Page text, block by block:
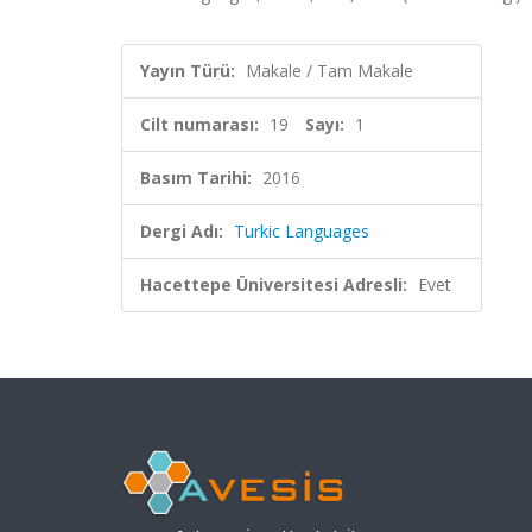
Yayın Türü: Makale / Tam Makale
Cilt numarası: 19 Sayı: 1
Basım Tarihi: 2016
Dergi Adı: Turkic Languages
Hacettepe Üniversitesi Adresli: Evet